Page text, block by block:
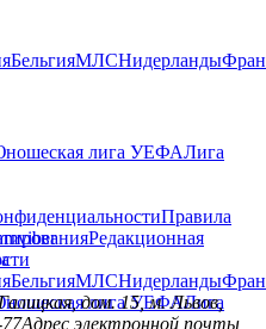
БельгияМЛСНидерланды
лига УЕФАЛига
Правила
Редакционная
viber
БельгияМЛСНидерланды
лига УЕФАЛига
дом. 15, м. Львов,
Адрес электронной почты